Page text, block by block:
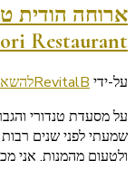
ארוחה הודית
Restaurant
על-ידי RevitalB
על מסעדת טנדורי
שמעתי לפני שנים
ולטעום מהמנות. אני